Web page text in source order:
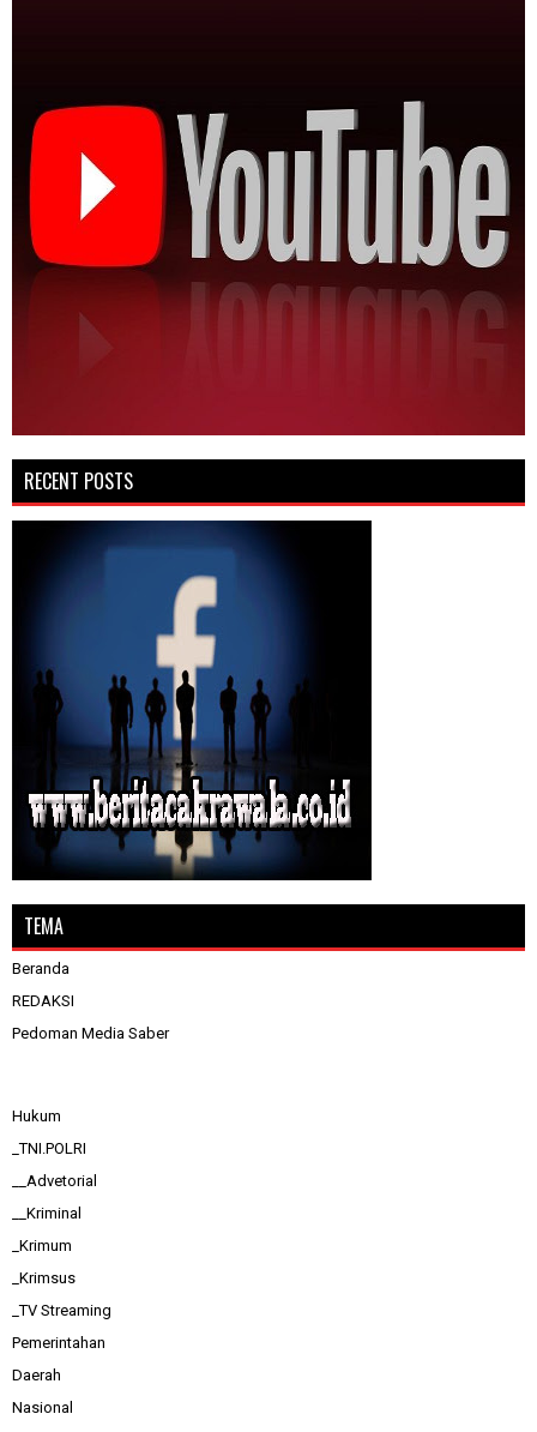
RECENT POSTS
TEMA
Beranda
REDAKSI
Pedoman Media Saber
Hukum
_TNI.POLRI
__Advetorial
__Kriminal
_Krimum
_Krimsus
_TV Streaming
Pemerintahan
Daerah
Nasional